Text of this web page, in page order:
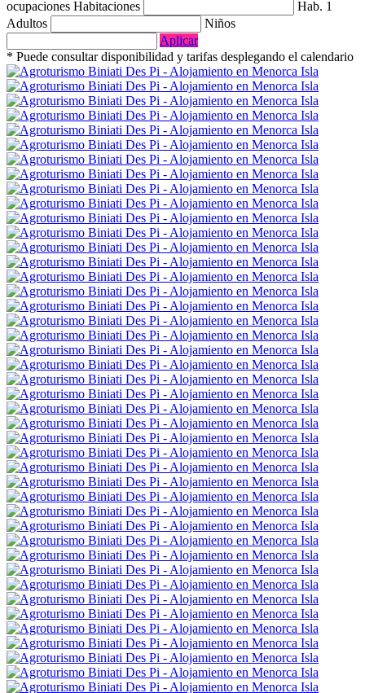
ocupaciones Habitaciones
Hab. 1
Adultos
Niños
Aplicar
* Puede consultar disponibilidad y tarifas desplegando el calendario